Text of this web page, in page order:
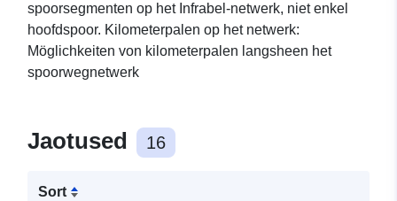
spoorsegmenten op het Infrabel-netwerk, niet enkel
hoofdspoor. Kilometerpalen op het netwerk:
Möglichkeiten von kilometerpalen langsheen het
spoorwegnetwerk
Jaotused 16
Sort